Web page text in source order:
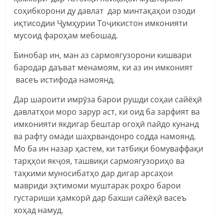
соҳибкорони ду давлат дар минтақаҳои озоди
иқтисодии Ҷумҳурии Тоҷикистон имконияти
мусоид фароҳам мебошад.
Бинобар ин, ман аз сармоягузорони кишвари
бародар даъват менамоям, ки аз ин имконият
васеъ истифода намоянд.
Дар шароити имрӯза барои рушди соҳаи сайёҳӣ
давлатҳои моро зарур аст, ки оид ба зарфият ва
имконияти якдигар бештар огоҳӣ пайдо кунанд
ва рафту омади шаҳрвандонро содда намоянд.
Мо ба ин назар ҳастем, ки татбиқи бомуваффақи
тарҳҳои якҷоя, ташвиқи сармоягузориҳо ва
таҳкими муносибатҳо дар дигар арсаҳои
мавриди эҳтимоми муштарак роҳро барои
густариши ҳамкорӣ дар бахши сайёҳӣ васеъ
хоҳад намуд.